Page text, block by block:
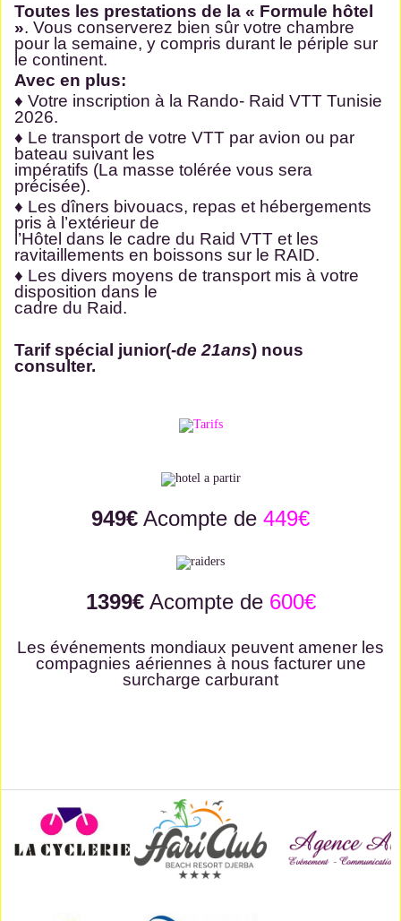
Toutes les prestations de la « Formule hôtel
». Vous conserverez bien sûr votre chambre
pour la semaine, y compris durant le périple sur
le continent.
Avec en plus:
♦ Votre inscription à la Rando- Raid VTT Tunisie
2026.
♦ Le transport de votre VTT par avion ou par
bateau suivant les
impératifs (La masse tolérée vous sera
précisée).
♦ Les dîners bivouacs, repas et hébergements
pris à l’extérieur de
l’Hôtel dans le cadre du Raid VTT et les
ravitaillements en boissons sur le RAID.
♦ Les divers moyens de transport mis à votre
disposition dans le
cadre du Raid.
Tarif spécial junior(-de 21ans) nous
consulter.
949€ Acompte de 449€
1399€Acompte de 600€
Les événements mondiaux peuvent amener les
compagnies aériennes à nous facturer une
surcharge carburant